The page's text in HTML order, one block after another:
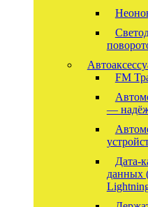
FM
—
Дата-
данных